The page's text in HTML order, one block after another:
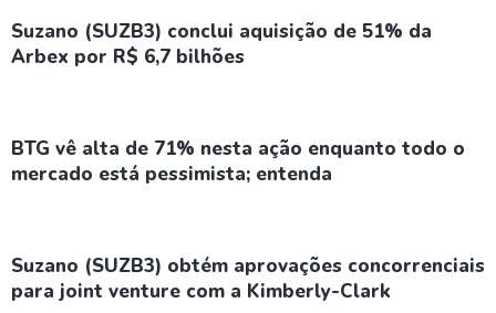
Suzano (SUZB3) conclui aquisição de 51% da
Arbex por R$ 6,7 bilhões
BTG vê alta de 71% nesta ação enquanto todo o
mercado está pessimista; entenda
Suzano (SUZB3) obtém aprovações concorrenciais
para joint venture com a Kimberly-Clark